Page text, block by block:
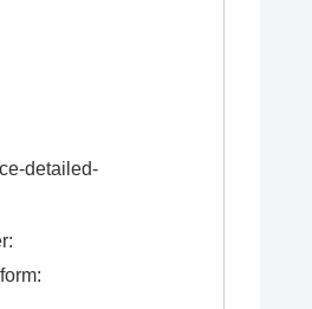
detailed-